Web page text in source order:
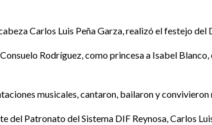
Carlos Luis Peña Garza, realizó el festejo
Rodríguez, como princesa a Isabel
musicales, cantaron, bailaron y
del Patronato del Sistema DIF Reynosa, Carlos